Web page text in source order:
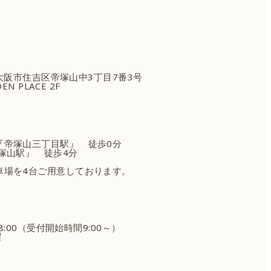
市住吉区帝塚山中3丁目7番3号
PLACE 2F
帝塚山三丁目駅』 徒歩0分
山駅』 徒歩4分
を4台ご用意しております。
（受付開始時間9:00～）